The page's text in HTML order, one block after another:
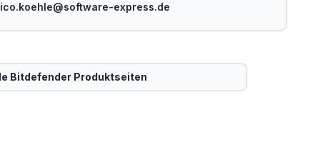
express.de
BitdefenderProduktseiten